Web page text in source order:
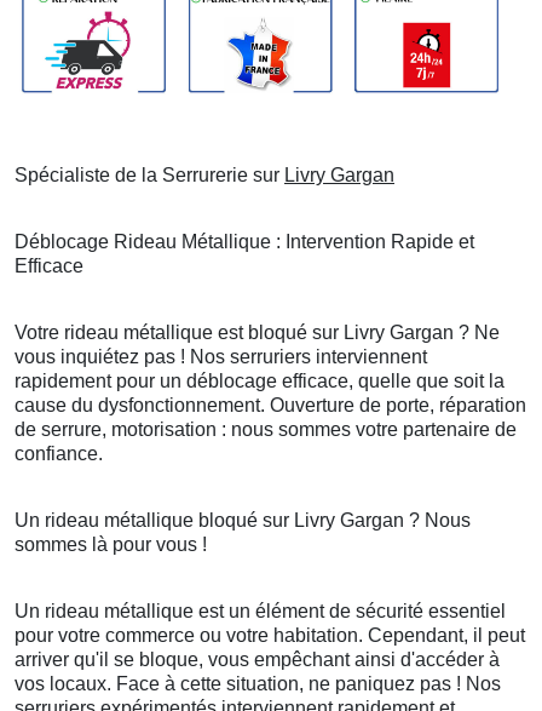
Spécialiste de la Serrurerie sur Livry Gargan
Déblocage Rideau Métallique : Intervention Rapide et
Efficace
Votre rideau métallique est bloqué sur Livry Gargan ? Ne
vous inquiétez pas ! Nos serruriers interviennent
rapidement pour un déblocage efficace, quelle que soit la
cause du dysfonctionnement. Ouverture de porte, réparation
de serrure, motorisation : nous sommes votre partenaire de
confiance.
Un rideau métallique bloqué sur Livry Gargan ? Nous
sommes là pour vous !
Un rideau métallique est un élément de sécurité essentiel
pour votre commerce ou votre habitation. Cependant, il peut
arriver qu'il se bloque, vous empêchant ainsi d'accéder à
vos locaux. Face à cette situation, ne paniquez pas ! Nos